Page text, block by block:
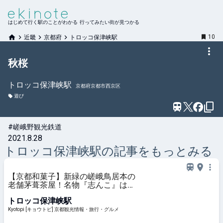
はじめて行く駅のことがわかる 行ってみたい街が見つかる
近畿 京都府 トロッコ保津峡駅 10
秋桜
トロッコ保津峡駅
京都府京都市西京区
遊び
#嵯峨野観光鉄道
2021.8.28
トロッコ保津峡駅の記事をもっとみる
【京都和菓子】新緑の嵯峨鳥居本の
老舗茅葺茶屋！名物『志んこ』は素
トロッコ保津峡駅
Kyotopi [キョウトピ] 京都観光情報・旅行・グルメ